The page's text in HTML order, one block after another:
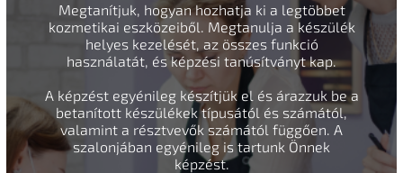
Megtanítjuk, hogyan hozhatja ki a legtöbbet
kozmetikai eszközeiből. Megtanulja a készülék
helyes kezelését, az összes funkció
használatát, és képzési tanúsítványt kap.
A képzést egyénileg készítjük el és árazzuk be a
betanított készülékek típusától és számától,
valamint a résztvevők számától függően. A
szalonjában egyénileg is tartunk Önnek
képzést.